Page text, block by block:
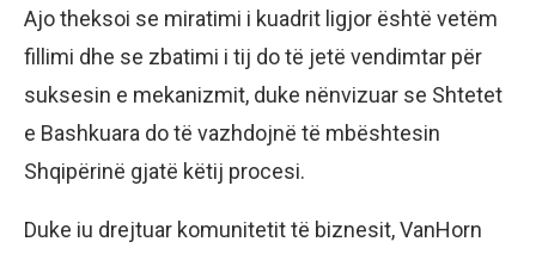
Ajo theksoi se miratimi i kuadrit ligjor është vetëm
fillimi dhe se zbatimi i tij do të jetë vendimtar për
suksesin e mekanizmit, duke nënvizuar se Shtetet
e Bashkuara do të vazhdojnë të mbështesin
Shqipërinë gjatë këtij procesi.
Duke iu drejtuar komunitetit të biznesit, VanHorn